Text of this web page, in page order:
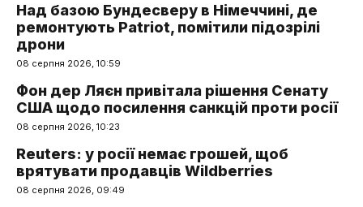
Над базою Бундесверу в Німеччині, де
ремонтують Patriot, помітили підозрілі
дрони
08 серпня 2026, 10:59
Фон дер Ляєн привітала рішення Сенату
США щодо посилення санкцій проти росії
08 серпня 2026, 10:23
Reuters: у росії немає грошей, щоб
врятувати продавців Wildberries
08 серпня 2026, 09:49